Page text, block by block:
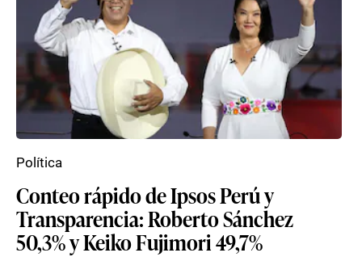
Conteo rápido de Ipsos Perú y
Transparencia: Roberto Sánchez
50,3% y Keiko Fujimori 49,7%
Política